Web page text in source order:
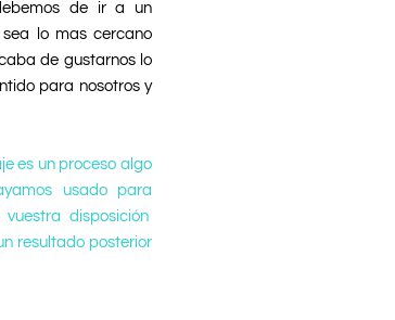
de ir a un
lo mas cercano
de gustarnos lo
para nosotros y
es un proceso algo
usado para
disposición
resultado posterior